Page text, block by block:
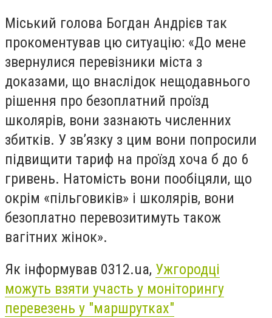
Міський голова Богдан Андрієв так
прокоментував цю ситуацію: «До мене
звернулися перевізники міста з
доказами, що внаслідок нещодавнього
рішення про безоплатний проїзд
школярів, вони зазнають численних
збитків. У зв’язку з цим вони попросили
підвищити тариф на проїзд хоча б до 6
гривень. Натомість вони пообіцяли, що
окрім «пільговиків» і школярів, вони
безоплатно перевозитимуть також
вагітних жінок».
Як інформував 0312.ua, Ужгородці
можуть взяти участь у моніторингу
перевезень у "маршрутках"